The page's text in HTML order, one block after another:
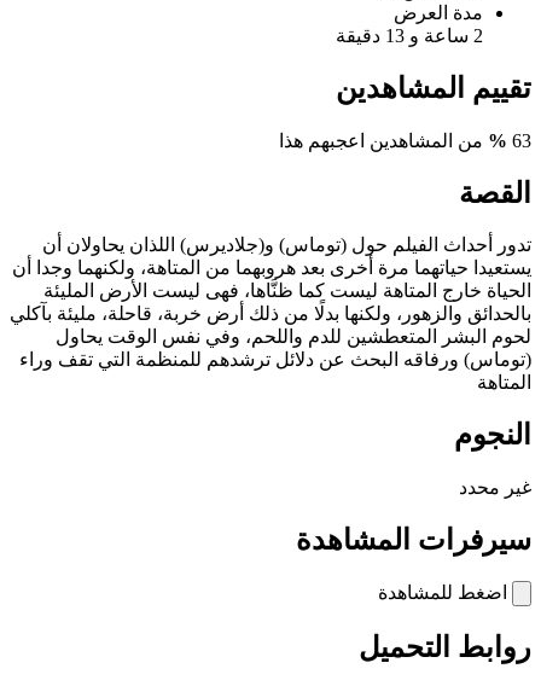
مدة العرض
2 ساعة و 13 دقيقة
تقييم المشاهدين
63
% من المشاهدين اعجبهم هذا
القصة
تدور أحداث الفيلم حول (توماس) و(جلاديرس) اللذان يحاولان أن
يستعيدا حياتهما مرة أخرى بعد هروبهما من المتاهة، ولكنهما وجدا أن
الحياة خارج المتاهة ليست كما ظنَّاها، فهى ليست الأرض المليئة
بالحدائق والزهور، ولكنها بدلًا من ذلك أرض خربة، قاحلة، مليئة بآكلي
لحوم البشر المتعطشين للدم واللحم، وفي نفس الوقت يحاول
(توماس) ورفاقه البحث عن دلائل ترشدهم للمنظمة التي تقف وراء
المتاهة
النجوم
غير محدد
سيرفرات المشاهدة
اضغط للمشاهدة
روابط التحميل